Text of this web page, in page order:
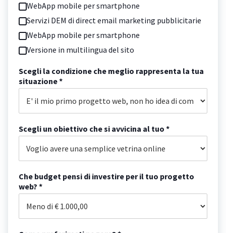
WebApp mobile per smartphone
Servizi DEM di direct email marketing pubblicitarie
WebApp mobile per smartphone
Versione in multilingua del sito
Scegli la condizione che meglio rappresenta la tua
situazione *
Scegli un obiettivo che si avvicina al tuo *
Che budget pensi di investire per il tuo progetto
web? *